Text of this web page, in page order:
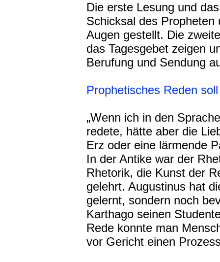
Die erste Lesung und
Schicksal des
Augen gestellt. Die
das Tagesgebet zeigen
Berufung und Sendung
Prophetisches Reden
„Wenn ich in den
redete, hätte aber die
Erz oder eine lärmende
In der Antike war der
Rhetorik, die Kunst der
gelehrt. Augustinus hat
gelernt, sondern noch
Karthago seinen
Rede konnte man
vor Gericht einen